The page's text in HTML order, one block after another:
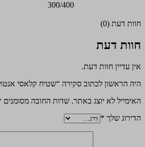
300/400
חוות דעת (0)
חוות דעת
אין עדיין חוות דעת.
היה הראשון לכתוב סקירה “שטיח קלאסי
האימייל לא יוצג באתר. שדות החובה מסומנים
הדירוג שלך *